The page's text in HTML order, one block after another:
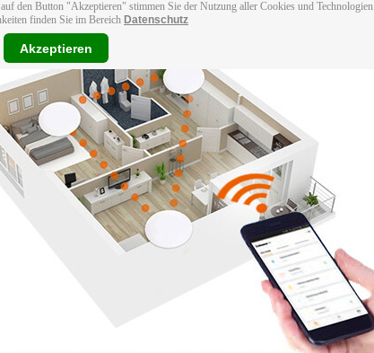
den Button "Akzeptieren" stimmen Sie der Nutzung aller Cookies und Technologien
finden Sie im Bereich Datenschutz
Akzeptieren